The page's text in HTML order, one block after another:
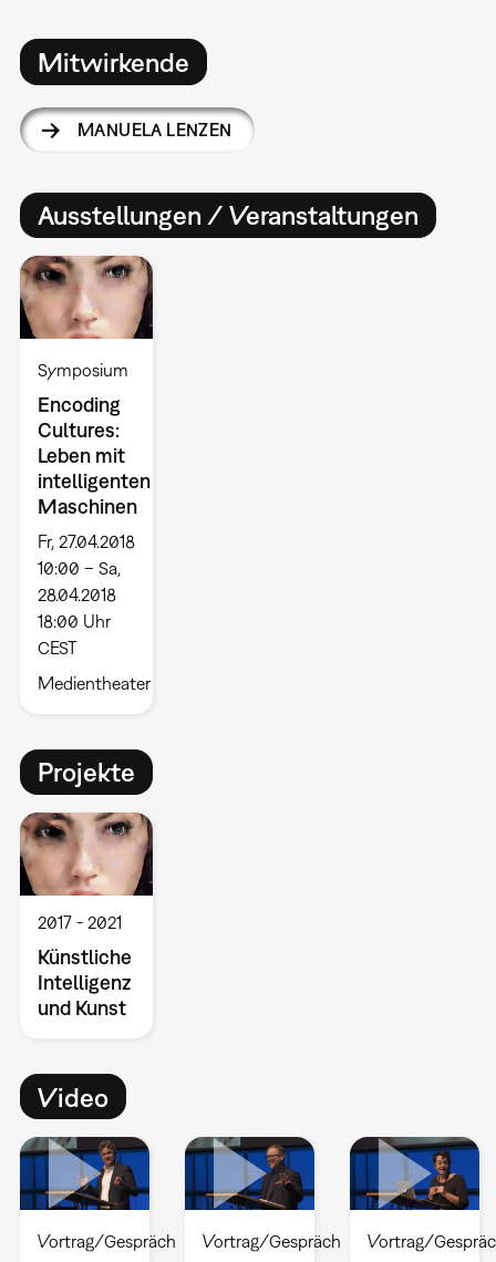
Mitwirkende
MANUELA LENZEN
Ausstellungen / Veranstaltungen
Symposium
Encoding
Cultures:
Leben mit
intelligenten
Maschinen
Fr, 27.04.2018
10:00 – Sa,
28.04.2018
18:00 Uhr
CEST
Medientheater
Projekte
2017 2021
Künstliche
Intelligenz
und Kunst
Video
Vortrag/Gespräch Vortrag/Gespräch Vortrag/